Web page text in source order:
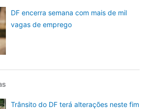
DF encerra semana com mais de mil
vagas de emprego
Trânsito do DF terá alterações neste fim